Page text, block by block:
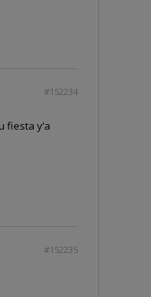
#152234
fiesta y’a
#152235